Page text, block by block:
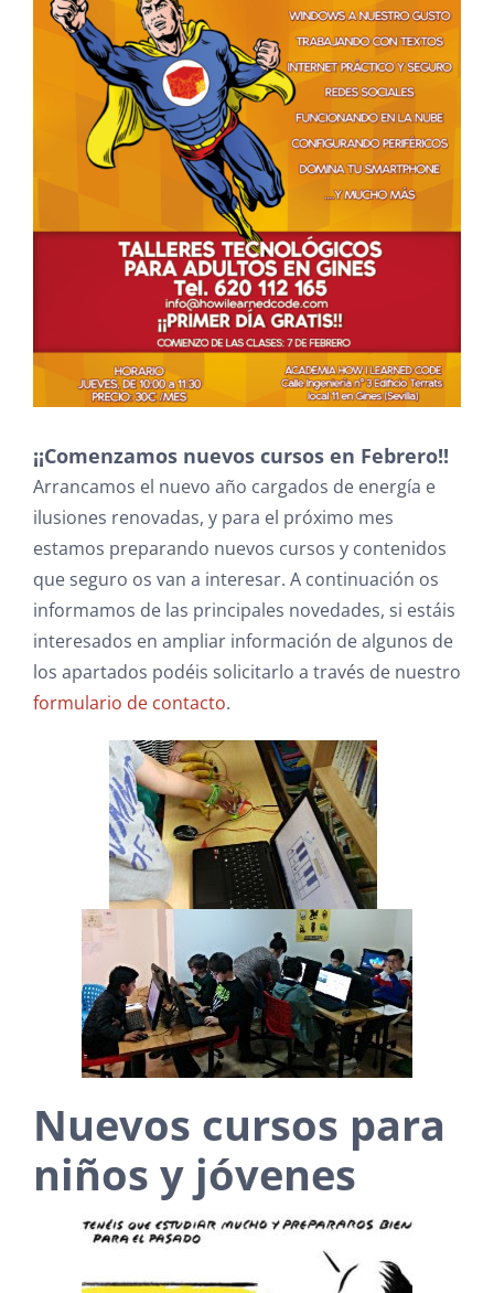
¡¡Comenzamos nuevos cursos en Febrero!!
Arrancamos el nuevo año cargados de energía e
ilusiones renovadas, y para el próximo mes
estamos preparando nuevos cursos y contenidos
que seguro os van a interesar. A continuación os
informamos de las principales novedades, si estáis
interesados en ampliar información de algunos de
los apartados podéis solicitarlo a través de nuestro
formulario de contacto.
Nuevos cursos para
niños y jóvenes